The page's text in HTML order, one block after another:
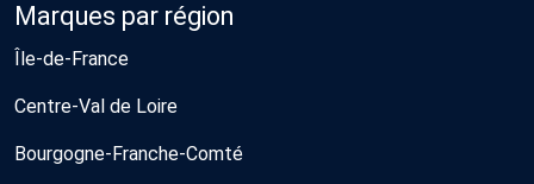
Marques par région
Île-de-France
Centre-Val de Loire
Bourgogne-Franche-Comté